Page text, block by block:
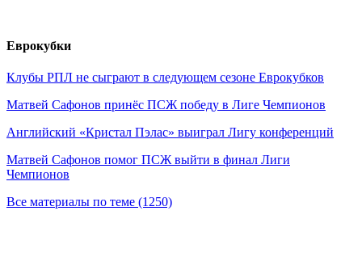
Еврокубки
Клубы РПЛ не сыграют в следующем сезоне Еврокубков
Матвей Сафонов принёс ПСЖ победу в Лиге Чемпионов
Английский «Кристал Пэлас» выиграл Лигу конференций
Матвей Сафонов помог ПСЖ выйти в финал Лиги
Чемпионов
Все материалы по теме (1250)